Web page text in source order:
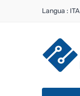
Langua : ITA